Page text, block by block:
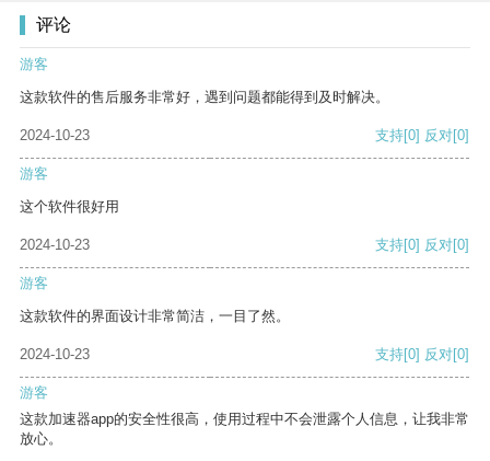
评论
游客
这款软件的售后服务非常好，遇到问题都能得到及时解决。
2024-10-23 支持[0] 反对[0]
游客
这个软件很好用
2024-10-23 支持[0] 反对[0]
游客
这款软件的界面设计非常简洁，一目了然。
2024-10-23 支持[0] 反对[0]
游客
这款加速器app的安全性很高，使用过程中不会泄露个人信息，让我非常
放心。